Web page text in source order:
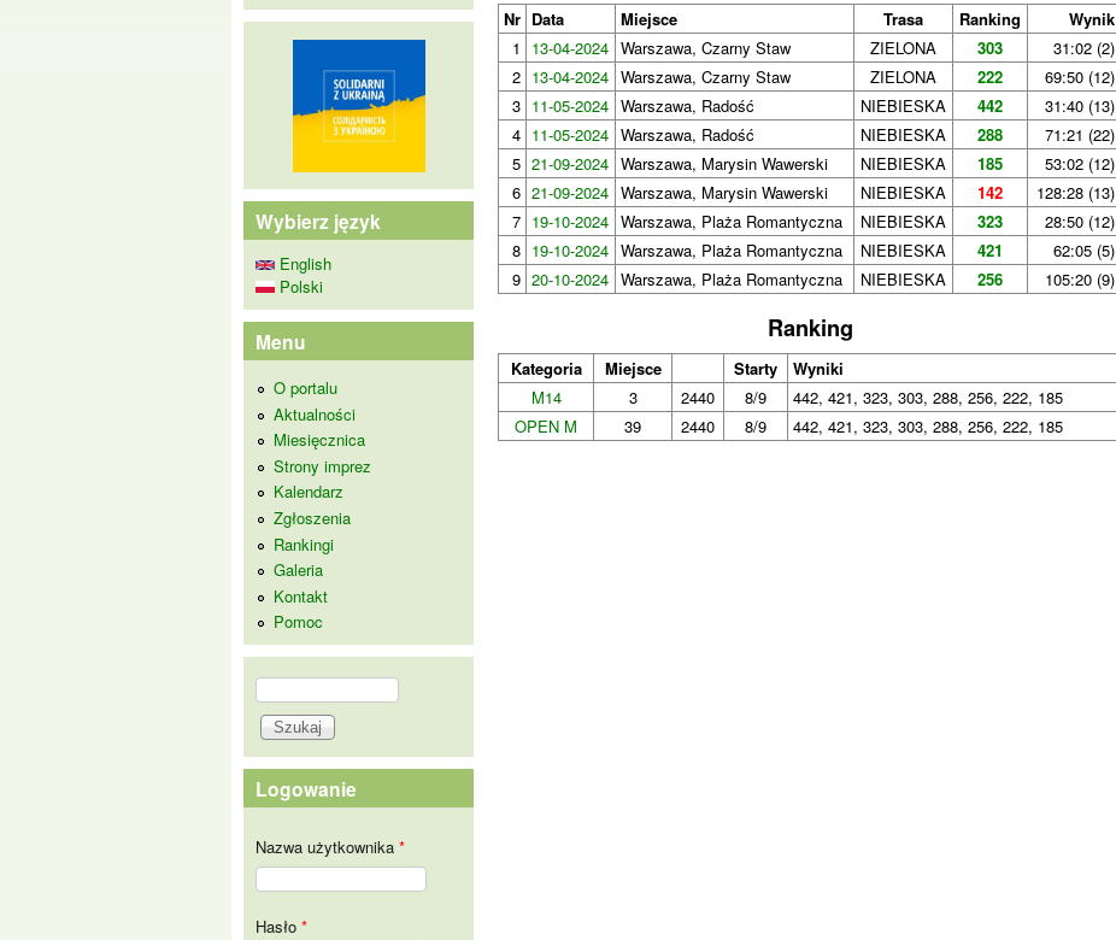
Nr Data Miejsce Trasa Ranking
Wynik
1
13-04-2024 Warszawa, Czarny Staw ZIELONA 303
31:02 (2)
2 13-04-2024 Warszawa, Czarny Staw ZIELONA 222
69:50 (12)
3 11-05-2024 Warszawa, Radość NIEBIESKA 442
31:40 (13)
4 11-05-2024 Warszawa, Radość NIEBIESKA 288
71:21 (22)
5 21-09-2024 Warszawa, Marysin Wawerski NIEBIESKA 185
53:02 (12)
6 21-09-2024 Warszawa, Marysin Wawerski NIEBIESKA 142
128:28 (13)
7 19-10-2024 Warszawa, Plaża Romantyczna NIEBIESKA 323
28:50 (12)
8 19-10-2024 Warszawa, Plaża Romantyczna NIEBIESKA 421
62:05 (5)
9 20-10-2024 Warszawa, Plaża Romantyczna NIEBIESKA 256 105:20 (9)
Ranking
Kategoria Miejsce Starty
Wyniki
M14
3 2440 8/9
442, 421, 323, 303, 288, 256, 222, 185
OPEN M
39 2440 8/9 442, 421, 323, 303, 288, 256, 222, 185
Wybierz język
English
Polski
Menu
O portalu
Aktualności
Miesięcznica
Strony imprez
Kalendarz
Zgłoszenia
Rankingi
Galeria
Kontakt
Pomoc
Formularz wyszukiwania
Szukaj
Logowanie
Nazwa użytkownika *
Hasło *